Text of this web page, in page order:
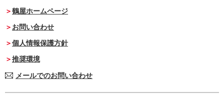
鶴屋ホームページ
お問い合わせ
個人情報保護方針
推奨環境
メールでのお問い合わせ